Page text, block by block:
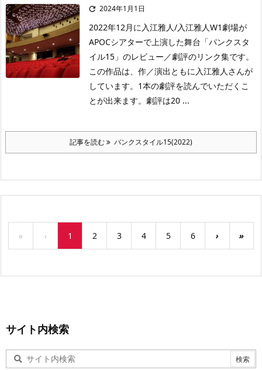
 2024年1月1日
2022年12月に入江雅人/入江雅人W1劇場が
APOCシアターで上演した舞台「パンクスタ
イル15」のレビュー／劇評のリンク集です。
この作品は、作／演出ともに入江雅人さんが
しています。1本の劇評を読んでいただくこ
とが出来ます。劇評は20 ...
記事を読む パンクスタイル15(2022)
« ‹ 1 2 3 4 5 6 › »
サイト内検索